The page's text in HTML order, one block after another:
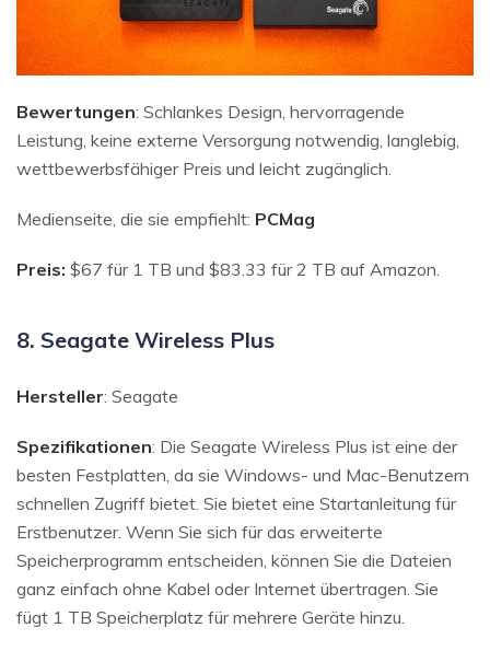
Bewertungen: Schlankes Design, hervorragende
Leistung, keine externe Versorgung notwendig, langlebig,
wettbewerbsfähiger Preis und leicht zugänglich.
Medienseite, die sie empfiehlt: PCMag
Preis: $67 für 1 TB und $83.33 für 2 TB auf Amazon.
8. Seagate Wireless Plus
Hersteller: Seagate
Spezifikationen: Die Seagate Wireless Plus ist eine der
besten Festplatten, da sie Windows- und Mac-Benutzern
schnellen Zugriff bietet. Sie bietet eine Startanleitung für
Erstbenutzer. Wenn Sie sich für das erweiterte
Speicherprogramm entscheiden, können Sie die Dateien
ganz einfach ohne Kabel oder Internet übertragen. Sie
fügt 1 TB Speicherplatz für mehrere Geräte hinzu.